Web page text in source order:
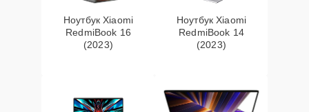
Ноутбук Xiaomi
RedmiBook 16
(2023)
Ноутбук Xiaomi
RedmiBook 14
(2023)